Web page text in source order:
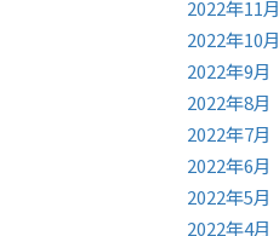
2022年11月
2022年10月
2022年9月
2022年8月
2022年7月
2022年6月
2022年5月
2022年4月